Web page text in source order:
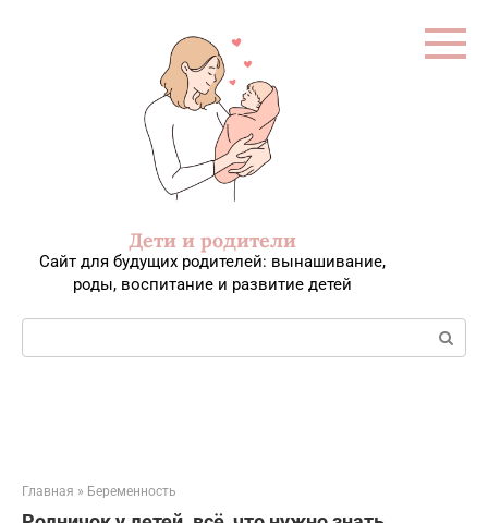
Дети и родители
Сайт для будущих родителей: вынашивание,
роды, воспитание и развитие детей
Поиск:
Главная » Беременность